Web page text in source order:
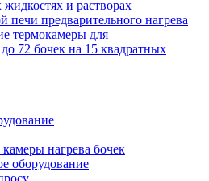
и растворах
печи предварительного нагрева
термокамеры для
72 бочек на 15 квадратных
нагрева бочек
оборудование